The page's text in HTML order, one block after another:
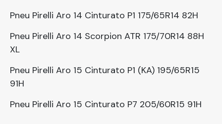
Pneu Pirelli Aro 14 Cinturato P1 175/65R14 82H
Pneu Pirelli Aro 14 Scorpion ATR 175/70R14 88H
XL
Pneu Pirelli Aro 15 Cinturato P1 (KA) 195/65R15
91H
Pneu Pirelli Aro 15 Cinturato P7 205/60R15 91H